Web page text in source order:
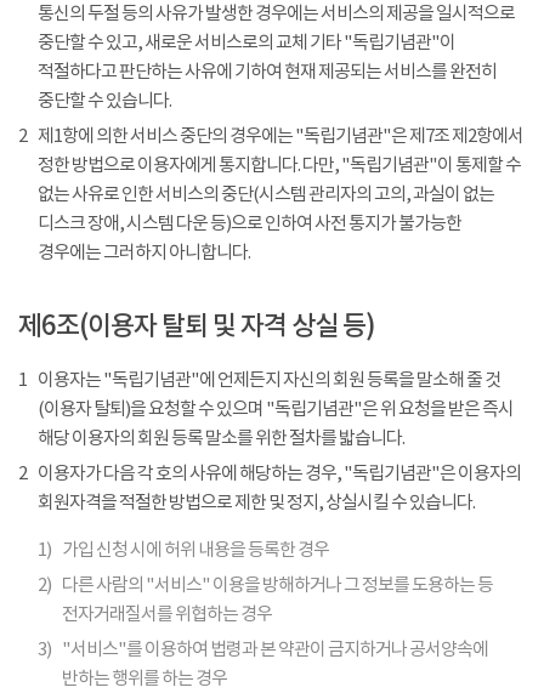
통신의 두절 등의 사유가 발생한 경우에는 서비스의 제공을 일시적으로
중단할 수 있고, 새로운 서비스로의 교체 기타 "독립기념관"이
적절하다고 판단하는 사유에 기하여 현재 제공되는 서비스를 완전히
중단할 수 있습니다.
2 제1항에 의한 서비스 중단의 경우에는 "독립기념관"은 제7조 제2항에서
정한 방법으로 이용자에게 통지합니다. 다만, "독립기념관"이 통제할 수
없는 사유로 인한 서비스의 중단(시스템 관리자의 고의, 과실이 없는
디스크 장애, 시스템 다운 등)으로 인하여 사전 통지가 불가능한
경우에는 그러하지 아니합니다.
제6조(이용자 탈퇴 및 자격 상실 등)
1 이용자는 "독립기념관"에 언제든지 자신의 회원 등록을 말소해 줄 것
(이용자 탈퇴)을 요청할 수 있으며 "독립기념관"은 위 요청을 받은 즉시
해당 이용자의 회원 등록 말소를 위한 절차를 밟습니다.
2 이용자가 다음 각 호의 사유에 해당하는 경우, "독립기념관"은 이용자의
회원자격을 적절한 방법으로 제한 및 정지, 상실시킬 수 있습니다.
1) 가입 신청 시에 허위 내용을 등록한 경우
2) 다른 사람의 "서비스" 이용을 방해하거나 그 정보를 도용하는 등
전자거래질서를 위협하는 경우
3) "서비스"를 이용하여 법령과 본 약관이 금지하거나 공서양속에
반하는 행위를 하는 경우